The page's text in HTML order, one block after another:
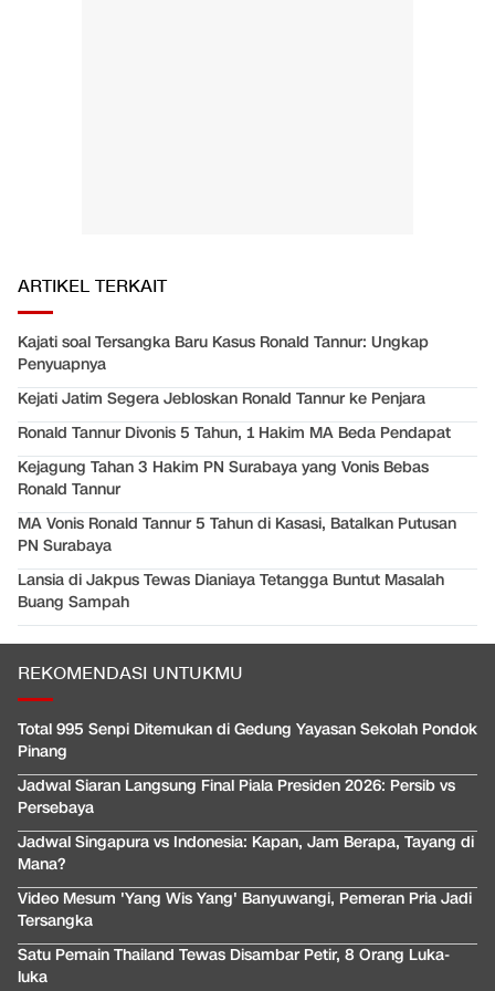
ARTIKEL TERKAIT
Kajati soal Tersangka Baru Kasus Ronald Tannur: Ungkap
Penyuapnya
Kejati Jatim Segera Jebloskan Ronald Tannur ke Penjara
Ronald Tannur Divonis 5 Tahun, 1 Hakim MA Beda Pendapat
Kejagung Tahan 3 Hakim PN Surabaya yang Vonis Bebas
Ronald Tannur
MA Vonis Ronald Tannur 5 Tahun di Kasasi, Batalkan Putusan
PN Surabaya
Lansia di Jakpus Tewas Dianiaya Tetangga Buntut Masalah
Buang Sampah
REKOMENDASI UNTUKMU
Total 995 Senpi Ditemukan di Gedung Yayasan Sekolah Pondok
Pinang
Jadwal Siaran Langsung Final Piala Presiden 2026: Persib vs
Persebaya
Jadwal Singapura vs Indonesia: Kapan, Jam Berapa, Tayang di
Mana?
Video Mesum 'Yang Wis Yang' Banyuwangi, Pemeran Pria Jadi
Tersangka
Satu Pemain Thailand Tewas Disambar Petir, 8 Orang Luka-
luka